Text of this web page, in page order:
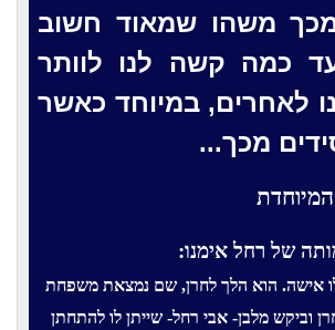
משהו שמאוד חשוב
עד כמה קשה לנו לוותר
לאחרים, במיוחד כאשר
מכך...
של רחל אימנו:
אישה. הוא הלך לחרן, שם נמצאת משפחת
וביקש מלבן- אבי רחל- שייתן לו להתחתן